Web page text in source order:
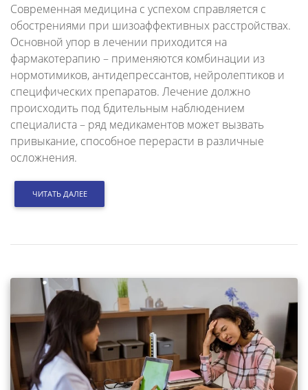
Современная медицина с успехом справляется с
обострениями при шизоаффективных расстройствах.
Основной упор в лечении приходится на
фармакотерапию – применяются комбинации из
нормотимиков, антидепрессантов, нейролептиков и
специфических препаратов. Лечение должно
происходить под бдительным наблюдением
специалиста – ряд медикаментов может вызвать
привыкание, способное перерасти в различные
осложнения.
ЧИТАТЬ ДАЛЕЕ